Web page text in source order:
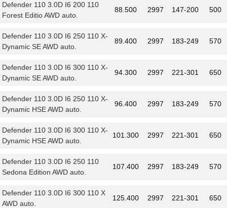
ROVER DEFENDER 110
Defender 110 3.0D I6 200 110
Forest Editio AWD auto.
88.500 2997 147-200 500
Defender 110 3.0D I6 250 110 X-
Dynamic SE AWD auto.
89.400 2997 183-249 570
Defender 110 3.0D I6 300 110 X-
Dynamic SE AWD auto.
94.300 2997 221-301 650
Defender 110 3.0D I6 250 110 X-
Dynamic HSE AWD auto.
96.400 2997 183-249 570
Defender 110 3.0D I6 300 110 X-
Dynamic HSE AWD auto.
101.300 2997 221-301 650
Defender 110 3.0D I6 250 110
Sedona Edition AWD auto.
107.400 2997 183-249 570
Defender 110 3.0D I6 300 110 X
AWD auto.
125.400 2997 221-301 650